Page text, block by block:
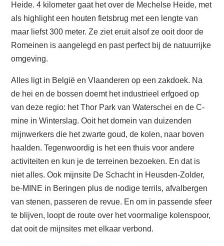
Heide. 4 kilometer gaat het over de Mechelse Heide, met
als highlight een houten fietsbrug met een lengte van
maar liefst 300 meter. Ze ziet eruit alsof ze ooit door de
Romeinen is aangelegd en past perfect bij de natuurrijke
omgeving.
Alles ligt in België en Vlaanderen op een zakdoek. Na
de hei en de bossen doemt het industrieel erfgoed op
van deze regio: het Thor Park van Waterschei en de C-
mine in Winterslag. Ooit het domein van duizenden
mijnwerkers die het zwarte goud, de kolen, naar boven
haalden. Tegenwoordig is het een thuis voor andere
activiteiten en kun je de terreinen bezoeken. En dat is
niet alles. Ook mijnsite De Schacht in Heusden-Zolder,
be-MINE in Beringen plus de nodige terrils, afvalbergen
van stenen, passeren de revue. En om in passende sfeer
te blijven, loopt de route over het voormalige kolenspoor,
dat ooit de mijnsites met elkaar verbond.